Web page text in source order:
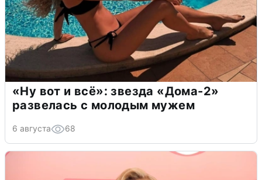
«Ну вот и всё»: звезда «Дома-2»
развелась с молодым мужем
6 августа 68